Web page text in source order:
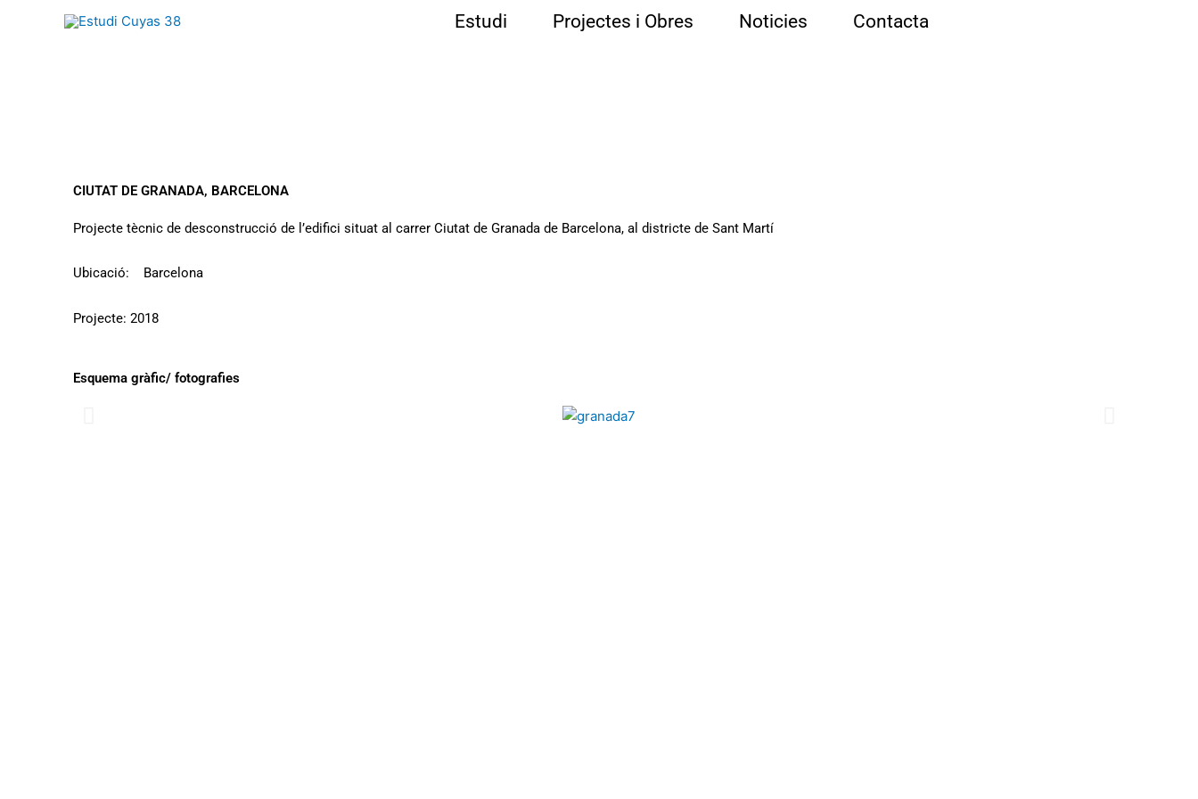
Estudi Projectes i Obres Noticies Contacta
CIUTAT DE GRANADA, BARCELONA
Projecte tècnic de desconstrucció de l’edifici situat al carrer Ciutat de Granada de Barcelona, al districte de Sant Martí
Ubicació: Barcelona
Projecte: 2018
Esquema gràfic/ fotografies